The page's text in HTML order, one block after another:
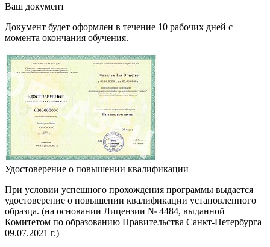
Ваш документ
Документ будет оформлен в течение 10 рабочих дней с
момента окончания обучения.
Удостоверение о повышении квалификации
При условии успешного прохождения программы выдается
удостоверение о повышении квалификации установленного
образца. (на основании Лицензии № 4484, выданной
Комитетом по образованию Правительства Санкт-Петербурга
09.07.2021 г.)